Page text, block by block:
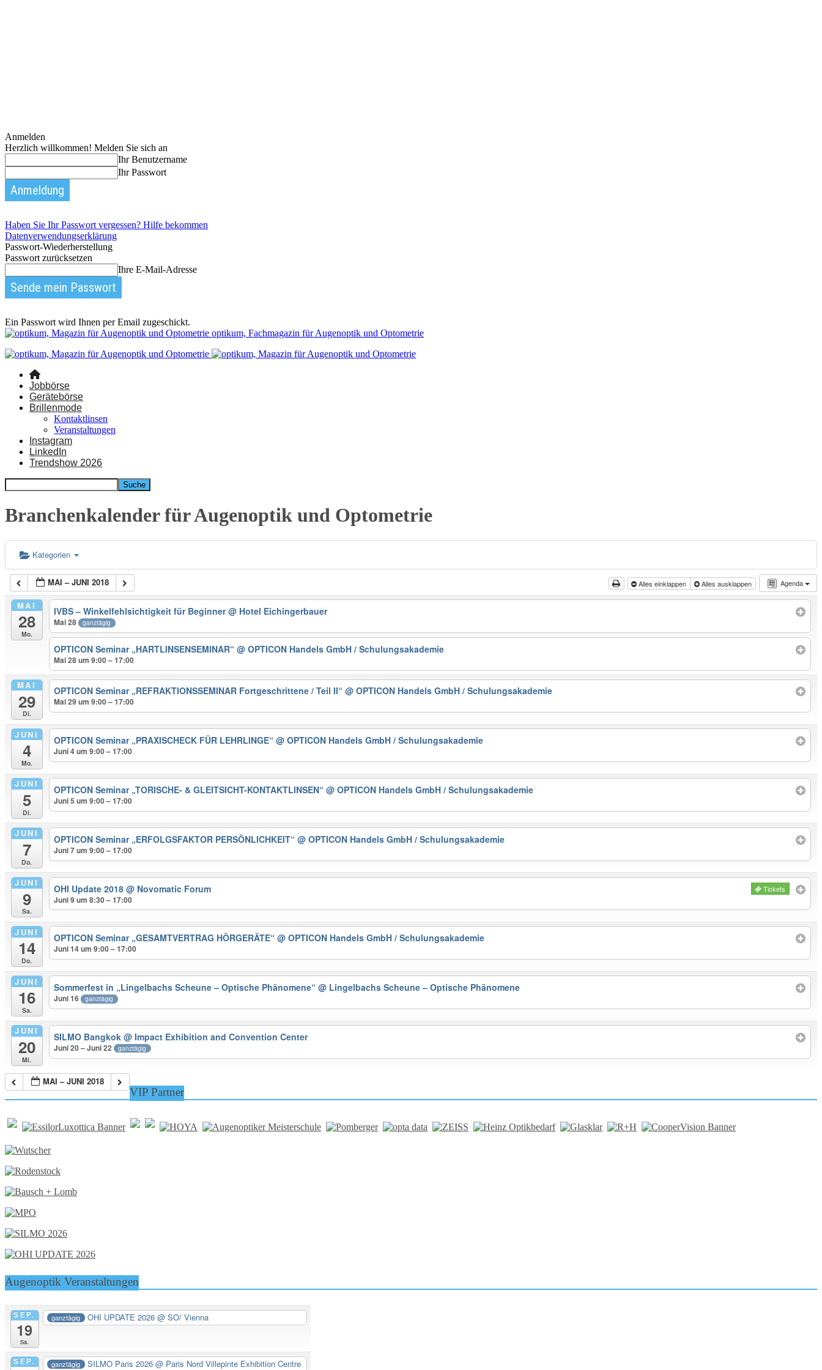
Anmelden
Herzlich willkommen! Melden Sie sich an
Ihr Benutzername
Ihr Passwort
Haben Sie Ihr Passwort vergessen? Hilfe bekommen
Datenverwendungserklärung
Passwort-Wiederherstellung
Passwort zurücksetzen
Ihre E-Mail-Adresse
Ein Passwort wird Ihnen per Email zugeschickt.
optikum, Fachmagazin für Augenoptik und Optometrie
Jobbörse
Gerätebörse
Brillenmode
Kontaktlinsen
Veranstaltungen
Instagram
LinkedIn
Trendshow 2026
Branchenkalender für Augenoptik und Optometrie
Kategorien
Agenda
MAI – JUNI 2018 Alles einklappen Alles ausklappen
MAI
28
Mo.
IVBS – Winkelfehlsichtigkeit für Beginner@ Hotel Eichingerbauer
Mai 28 ganztägig
OPTICON Seminar „HARTLINSENSEMINAR“@ OPTICON Handels GmbH / Schulungsakademie
Mai 28 um 9:00 – 17:00
MAI
29
Di.
OPTICON Seminar „REFRAKTIONSSEMINAR Fortgeschrittene / Teil II“@ OPTICON Handels GmbH / Schulungsakademie
Mai 29 um 9:00 – 17:00
JUNI
4
Mo.
OPTICON Seminar „PRAXISCHECK FÜR LEHRLINGE“@ OPTICON Handels GmbH / Schulungsakademie
Juni 4 um 9:00 – 17:00
JUNI
5
Di.
OPTICON Seminar „TORISCHE- & GLEITSICHT-KONTAKTLINSEN“@ OPTICON Handels GmbH / Schulungsakademie
Juni 5 um 9:00 – 17:00
JUNI
7
Do.
OPTICON Seminar „ERFOLGSFAKTOR PERSÖNLICHKEIT“@ OPTICON Handels GmbH / Schulungsakademie
Juni 7 um 9:00 – 17:00
JUNI
9
Sa.
OHI Update 2018@ Novomatic Forum Tickets
Juni 9 um 8:30 – 17:00
JUNI
14
Do.
OPTICON Seminar „GESAMTVERTRAG HÖRGERÄTE“@ OPTICON Handels GmbH / Schulungsakademie
Juni 14 um 9:00 – 17:00
JUNI
16
Sa.
Sommerfest in „Lingelbachs Scheune – Optische Phänomene“@ Lingelbachs Scheune – Optische Phänomene
Juni 16 ganztägig
JUNI
20
Mi.
SILMO Bangkok@ Impact Exhibition and Convention Center
Juni 20 – Juni 22 ganztägig
MAI – JUNI 2018
VIP Partner
Augenoptik Veranstaltungen
SEP.
19
Sa.
ganztägig OHI UPDATE 2026@ SO/ Vienna
SEP. ganztägig SILMO Paris 2026@ Paris Nord Villepinte Exhibition Centre